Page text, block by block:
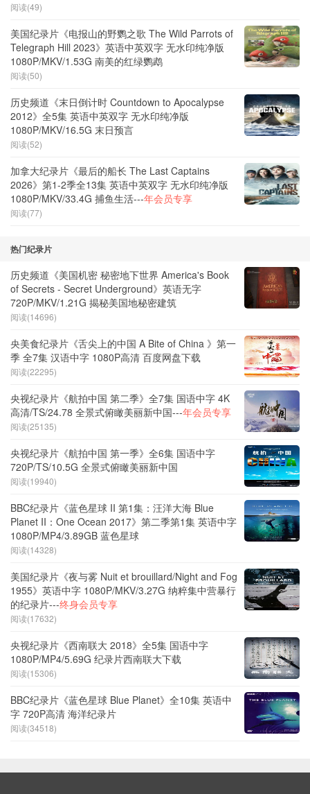
阅读(49)
美国纪录片《电报山的野鹦之歌 The Wild Parrots of
Telegraph Hill 2023》英语中英双字 无水印纯净版
1080P/MKV/1.53G 南美的红绿鹦鹉
阅读(50)
历史频道《末日倒计时 Countdown to Apocalypse
2012》全5集 英语中英双字 无水印纯净版
1080P/MKV/16.5G 末日预言
阅读(52)
加拿大纪录片《最后的船长 The Last Captains
2026》第1-2季全13集 英语中英双字 无水印纯净版
1080P/MKV/33.4G 捕鱼生活---年会员专享
阅读(77)
热门纪录片
历史频道《美国机密 秘密地下世界 America's Book
of Secrets - Secret Underground》英语无字
720P/MKV/1.21G 揭秘美国地秘密建筑
阅读(14696)
央美食纪录片《舌尖上的中国 A Bite of China 》第一
季 全7集 汉语中字 1080P高清 百度网盘下载
阅读(22295)
央视纪录片《航拍中国 第二季》全7集 国语中字 4K
高清/TS/24.78 全景式俯瞰美丽新中国---年会员专享
阅读(25135)
央视纪录片《航拍中国 第一季》全6集 国语中字
720P/TS/10.5G 全景式俯瞰美丽新中国
阅读(19940)
BBC纪录片《蓝色星球 II 第1集：汪洋大海 Blue
Planet II：One Ocean 2017》第二季第1集 英语中字
1080P/MP4/3.89GB 蓝色星球
阅读(14328)
美国纪录片《夜与雾 Nuit et brouillard/Night and Fog
1955》英语中字 1080P/MKV/3.27G 纳粹集中营暴行
的纪录片---终身会员专享
阅读(17632)
央视纪录片《西南联大 2018》全5集 国语中字
1080P/MP4/5.69G 纪录片西南联大下载
阅读(15306)
BBC纪录片《蓝色星球 Blue Planet》全10集 英语中
字 720P高清 海洋纪录片
阅读(34518)